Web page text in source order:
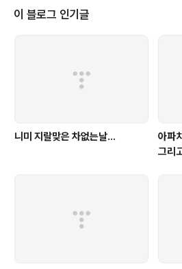
난 일단 두개로 나눌것이다 하나는 LiveCD 영역,
한 여분의 공간..
이 블로그 인기글
니미 지랄맞은 차없는날...
아파
그리